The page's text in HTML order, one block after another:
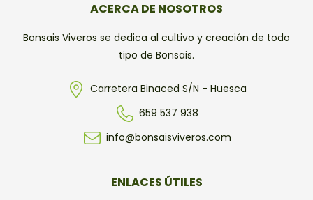
ACERCA DE NOSOTROS
Bonsais Viveros se dedica al cultivo y creación de todo
tipo de Bonsais.
Carretera Binaced S/N - Huesca
659 537 938
info@bonsaisviveros.com
ENLACES ÚTILES